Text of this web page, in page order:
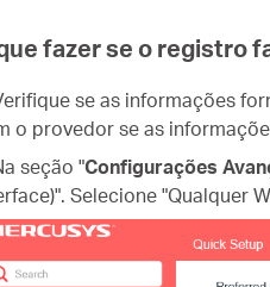
fazer se o registro
se as informações
o provedor se as
seção "Configurações
Selecione "Qualquer